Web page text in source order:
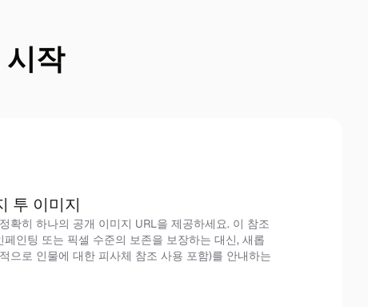
작
투 이미지
확히 하나의 공개 이미지 URL을 제공하세요. 이 참조
페인팅 또는 픽셀 수준의 보존을 보장하는 대신, 새롭
으로 인물에 대한 피사체 참조 사용 포함)를 안내하는